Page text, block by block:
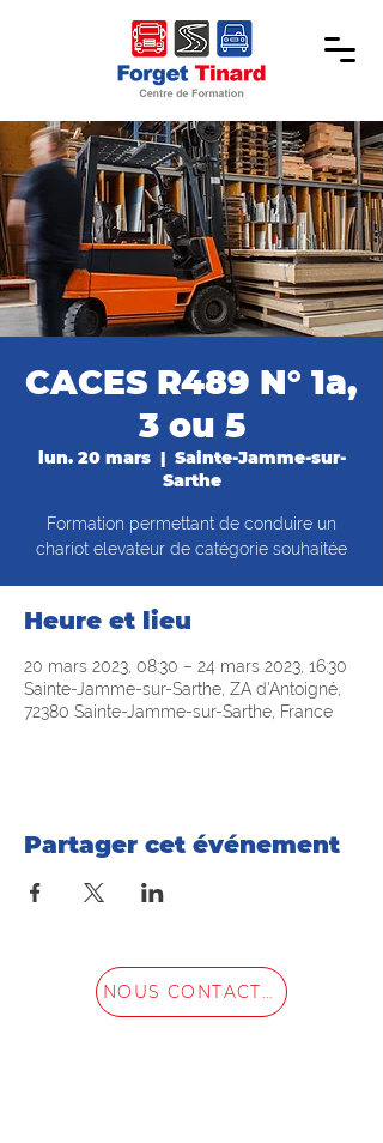
CACES R489 N° 1a,
3 ou 5
lun. 20 mars
  |
Sainte-Jamme-sur-
Sarthe
Formation permettant de conduire un
chariot elevateur de catégorie souhaitée
Heure et lieu
20 mars 2023, 08:30 – 24 mars 2023, 16:30
Sainte-Jamme-sur-Sarthe, ZA d'Antoigné,
72380 Sainte-Jamme-sur-Sarthe, France
Partager cet événement
NOUS CONTACTER